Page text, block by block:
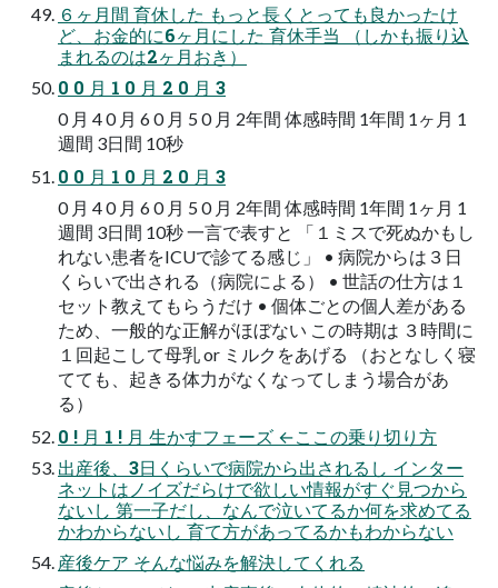
６ヶ月間 育休した もっと長くとっても良かったけ
ど、お金的に6ヶ月にした 育休手当 （しかも振り込
まれるのは2ヶ月おき）
0 0 月 1 0 月 2 0 月 3
0 月 4 0 月 6 0 月 5 0 月 2年間 体感時間 1年間 1ヶ月 1
週間 3日間 10秒
0 0 月 1 0 月 2 0 月 3
0 月 4 0 月 6 0 月 5 0 月 2年間 体感時間 1年間 1ヶ月 1
週間 3日間 10秒 一言で表すと 「１ミスで死ぬかもし
れない患者をICUで診てる感じ」 • 病院からは３日
くらいで出される（病院による） • 世話の仕方は１
セット教えてもらうだけ • 個体ごとの個人差がある
ため、一般的な正解がほぼない この時期は ３時間に
１回起こして母乳 or ミルクをあげる （おとなしく寝
てても、起きる体力がなくなってしまう場合があ
る）
0 ! 月 1 ! 月 生かすフェーズ ←ここの乗り切り方
出産後、3日くらいで病院から出されるし インター
ネットはノイズだらけで欲しい情報がすぐ見つから
ないし 第一子だし、なんで泣いてるか何を求めてる
かわからないし 育て方があってるかもわからない
産後ケア そんな悩みを解決してくれる